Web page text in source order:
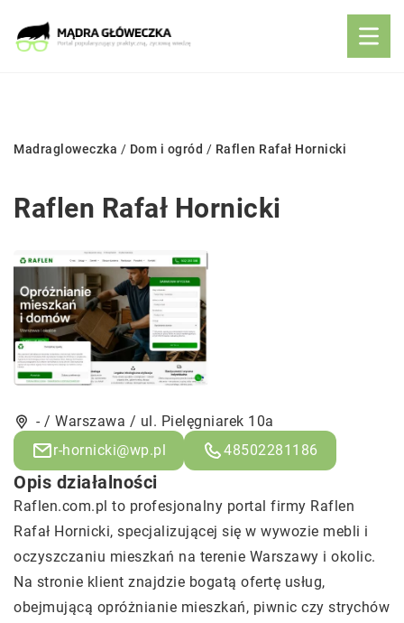
Madragloweczka / Dom i ogród / Raflen Rafał Hornicki
Raflen Rafał Hornicki
- / Warszawa / ul. Pielęgniarek 10a
r-hornicki@wp.pl
48502281186
Opis działalności
Raflen.com.pl to profesjonalny portal firmy Raflen
Rafał Hornicki, specjalizującej się w wywozie mebli i
oczyszczaniu mieszkań na terenie Warszawy i okolic.
Na stronie klient znajdzie bogatą ofertę usług,
obejmującą opróżnianie mieszkań, piwnic czy strychów